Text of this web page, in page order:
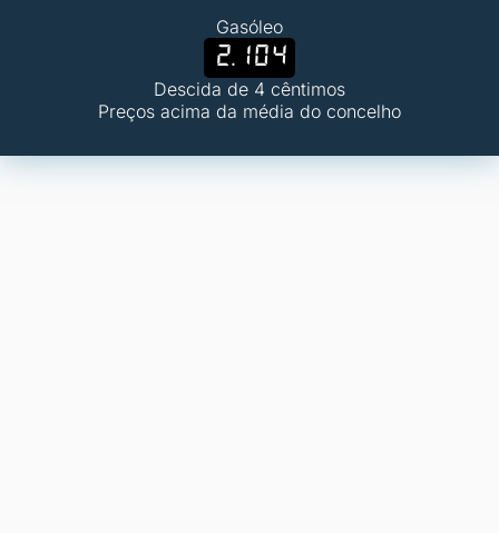
Gasóleo
2.104
Descida de 4 cêntimos
Preços acima da média do concelho